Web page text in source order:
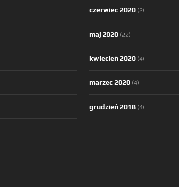
czerwiec 2020 (2)
maj 2020 (22)
kwiecień 2020 (4)
marzec 2020 (4)
grudzień 2018 (4)